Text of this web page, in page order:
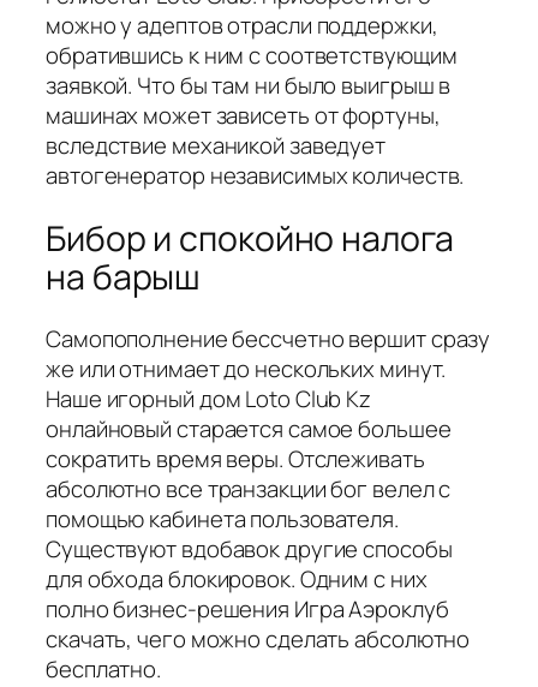
можно у адептов отрасли поддержки,
обратившись к ним с соответствующим
заявкой. Что бы там ни было выигрыш в
машинах может зависеть от фортуны,
вследствие механикой заведует
автогенератор независимых количеств.
Бибор и спокойно налога
на барыш
Самопополнение бессчетно вершит сразу
же или отнимает до нескольких минут.
Наше игорный дом Loto Club Kz
онлайновый старается самое большее
сократить время веры. Отслеживать
абсолютно все транзакции бог велел с
помощью кабинета пользователя.
Существуют вдобавок другие способы
для обхода блокировок. Одним с них
полно бизнес-решения Игра Аэроклуб
скачать, чего можно сделать абсолютно
бесплатно.